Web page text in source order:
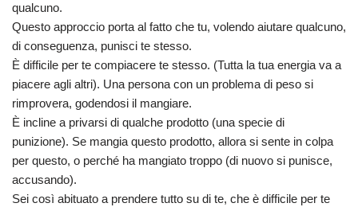
qualcuno.
Questo approccio porta al fatto che tu, volendo aiutare qualcuno,
di conseguenza, punisci te stesso.
È difficile per te compiacere te stesso. (Tutta la tua energia va a
piacere agli altri). Una persona con un problema di peso si
rimprovera, godendosi il mangiare.
È incline a privarsi di qualche prodotto (una specie di
punizione). Se mangia questo prodotto, allora si sente in colpa
per questo, o perché ha mangiato troppo (di nuovo si punisce,
accusando).
Sei così abituato a prendere tutto su di te, che è difficile per te